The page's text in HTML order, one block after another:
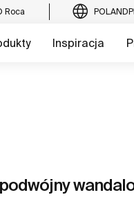
Roca POLAND
Inspiracja